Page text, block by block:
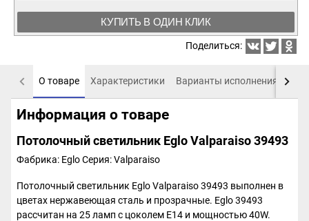
КУПИТЬ В ОДИН КЛИК
Поделиться:
О товаре Характеристики Варианты исполнения
Информация о товаре
Потолочный светильник Eglo Valparaiso 39493
Фабрика: EgloСерия: Valparaiso
Потолочный светильник Eglo Valparaiso 39493 выполнен в
цветах нержавеющая сталь и прозрачные. Eglo 39493
рассчитан на 25 ламп с цоколем E14 и мощностью 40W.